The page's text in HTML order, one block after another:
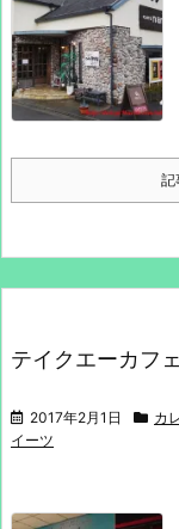
記
テイクエーカフェ
2017年2月1日 カ
イーツ